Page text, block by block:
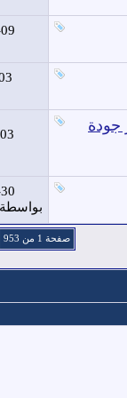
جودة
بواسطة
صفحة 1 من 953